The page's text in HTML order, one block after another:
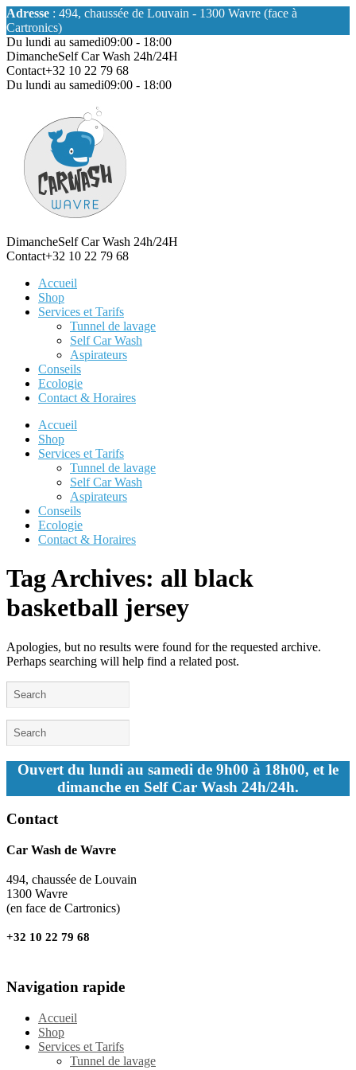
Adresse : 494, chaussée de Louvain - 1300 Wavre (face à
Cartronics)
Du lundi au samedi09:00 - 18:00
DimancheSelf Car Wash 24h/24H
Contact+32 10 22 79 68
Du lundi au samedi09:00 - 18:00
DimancheSelf Car Wash 24h/24H
Contact+32 10 22 79 68
Accueil
Shop
Services et Tarifs
Tunnel de lavage
Self Car Wash
Aspirateurs
Conseils
Ecologie
Contact & Horaires
Accueil
Shop
Services et Tarifs
Tunnel de lavage
Self Car Wash
Aspirateurs
Conseils
Ecologie
Contact & Horaires
Tag Archives: all black
basketball jersey
Apologies, but no results were found for the requested archive.
Perhaps searching will help find a related post.
Ouvert du lundi au samedi de 9h00 à 18h00, et le
dimanche en Self Car Wash 24h/24h.
Contact
Car Wash de Wavre
494, chaussée de Louvain
1300 Wavre
(en face de Cartronics)
+32 10 22 79 68
Navigation rapide
Accueil
Shop
Services et Tarifs
Tunnel de lavage